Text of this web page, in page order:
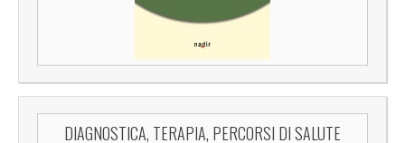
DIAGNOSTICA, TERAPIA, PERCORSI DI SALUTE